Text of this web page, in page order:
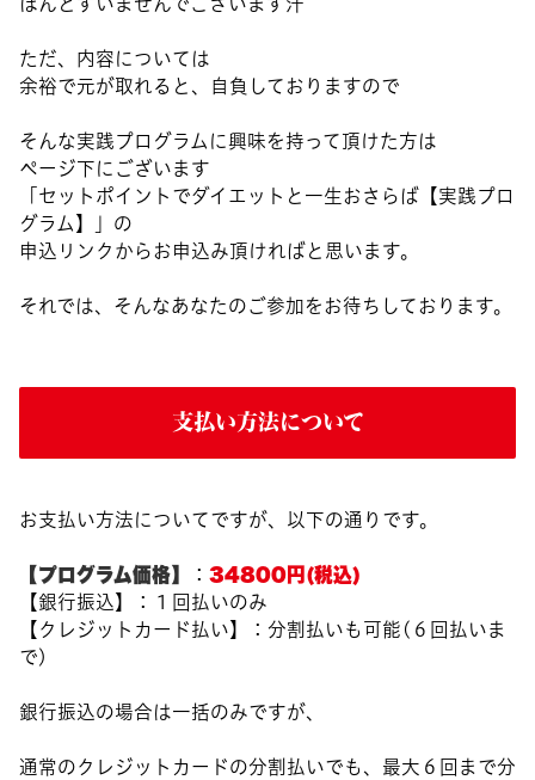
ただ、内容については
余裕で元が取れると、自負しておりますので
そんな実践プログラムに興味を持って頂けた方は
ページ下にございます
「セットポイントでダイエットと一生おさらば【実践プロ
グラム】」の
申込リンクからお申込み頂ければと思います。
それでは、そんなあなたのご参加をお待ちしております。
支払い方法について
お支払い方法についてですが、以下の通りです。
【プログラム価格】 ： 34800円(税込)
【銀行振込】：１回払いのみ
【クレジットカード払い】：分割払いも可能(６回払いま
で)
銀行振込の場合は一括のみですが、
通常のクレジットカードの分割払いでも、最大６回まで分